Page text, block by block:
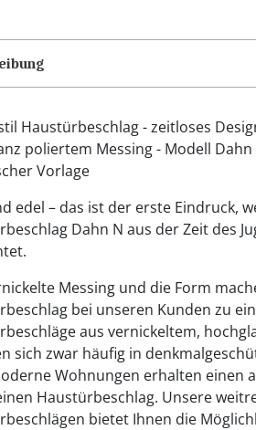
Haustürbeschlag - zeitloses
poliertem Messing - Modell
Vorlage
edel – das ist der erste Eindruck,
Dahn N aus der Zeit des
Messing und die Form
bei unseren Kunden zu
aus vernickeltem,
sich zwar häufig in
Wohnungen erhalten einen
Haustürbeschlag. Unsere
bietet Ihnen die